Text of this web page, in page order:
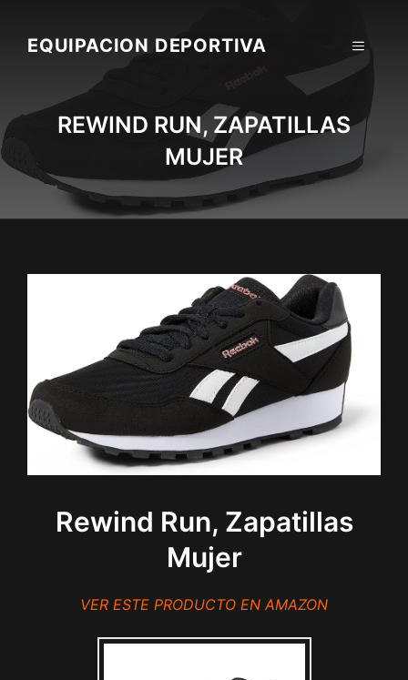
contentEQUIPACION DEPORTIVA MENU
REWIND RUN, ZAPATILLAS
MUJER
Rewind Run, Zapatillas
Mujer
VER ESTE PRODUCTO EN AMAZON